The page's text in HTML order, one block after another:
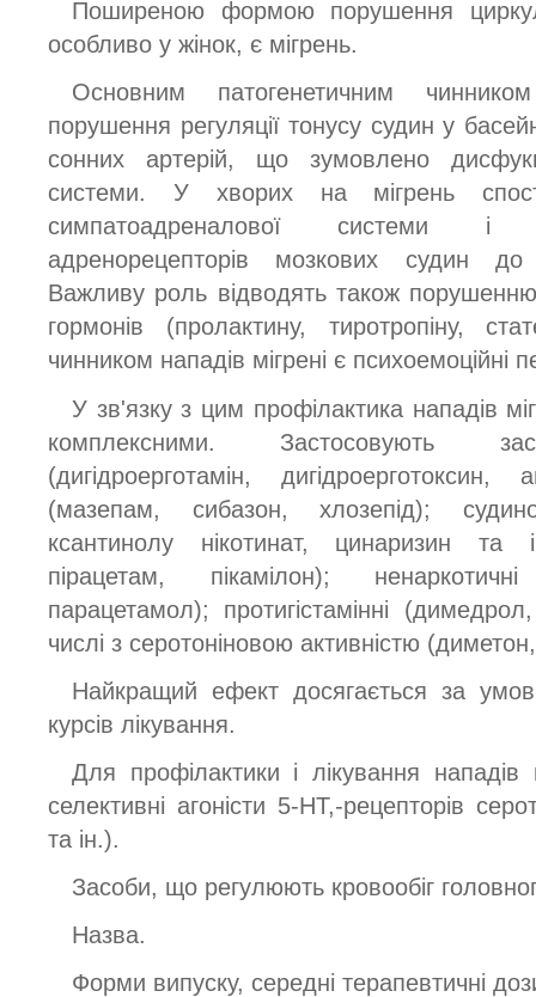
Поширеною формою порушення
особливо у жінок, є мігрень.
Основним патогенетичним
порушення регуляції тонусу судин у
сонних артерій, що зумовлено
системи. У хворих на мігрень
симпатоадреналової системи і
адренорецепторів мозкових судин до
Важливу роль відводять також порушенню
гормонів (пролактину, тиротропіну,
чинником нападів мігрені є психоемоційні
У зв'язку з цим профілактика нападів
комплексними. Застосовують
(дигідроерготамін, дигідроерготоксин,
(мазепам, сибазон, хлозепід);
ксантинолу нікотинат, цинаризин та
пірацетам, пікамілон);
парацетамол); протигістамінні
числі з серотоніновою активністю
Найкращий ефект досягається за
курсів лікування.
Для профілактики і лікування нападів
селективні агоністи 5-НТ,-рецепторів
та ін.).
Засоби, що регулюють кровообіг
Назва.
Форми випуску, середні терапевтичні